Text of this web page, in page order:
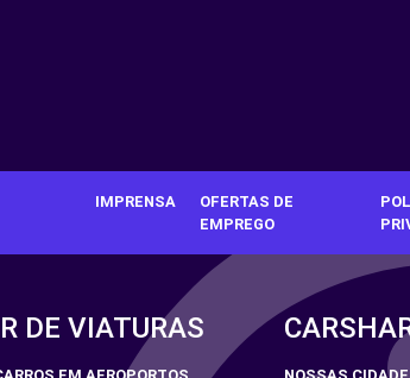
IMPRENSA
OFERTAS DE
EMPREGO
DE VIATURAS